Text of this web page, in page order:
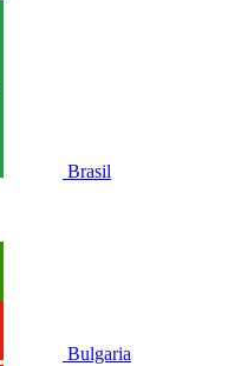
Brasil
Bulgaria